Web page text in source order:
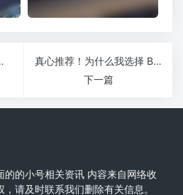
号出售 经验！
真心推荐！为什么我选择 Blued老号交易 平台
下一篇
的小号相关资讯 内容来自网络收
请及时联系我们删除有关信息。